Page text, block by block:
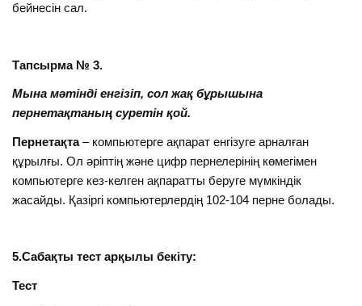
бейнесін сал.
Тапсырма № 3.
Мына мәтінді енгізіп, сол жақ бұрышына
пернетақтаның суретін қой.
Пернетақта– компьютерге ақпарат енгізуге арналған
құрылғы. Ол әріптің және цифр пернелерінің көмегімен
компьютерге кез-келген ақпаратты беруге мүмкіндік
жасайды. Қазіргі компьютерлердің 102-104 перне болады.
5.Сабақты тест арқылы бекіту:
Тест